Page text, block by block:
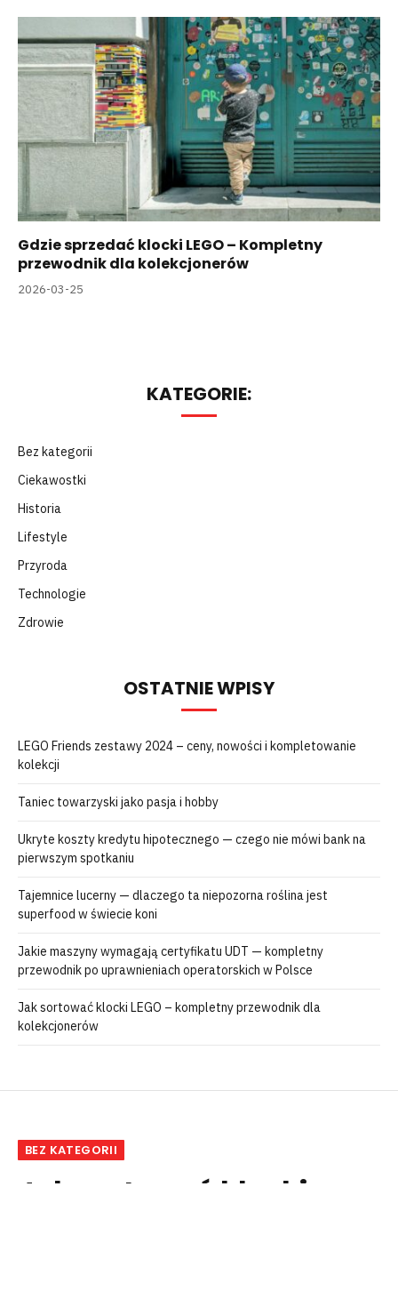
Gdzie sprzedać klocki LEGO – Kompletny
przewodnik dla kolekcjonerów
2026-03-25
KATEGORIE:
Bez kategorii
Ciekawostki
Historia
Lifestyle
Przyroda
Technologie
Zdrowie
OSTATNIE WPISY
LEGO Friends zestawy 2024 – ceny, nowości i kompletowanie
kolekcji
Taniec towarzyski jako pasja i hobby
Ukryte koszty kredytu hipotecznego — czego nie mówi bank na
pierwszym spotkaniu
Tajemnice lucerny — dlaczego ta niepozorna roślina jest
superfood w świecie koni
Jakie maszyny wymagają certyfikatu UDT — kompletny
przewodnik po uprawnieniach operatorskich w Polsce
Jak sortować klocki LEGO – kompletny przewodnik dla
kolekcjonerów
BEZ KATEGORII
Jak sortować klocki